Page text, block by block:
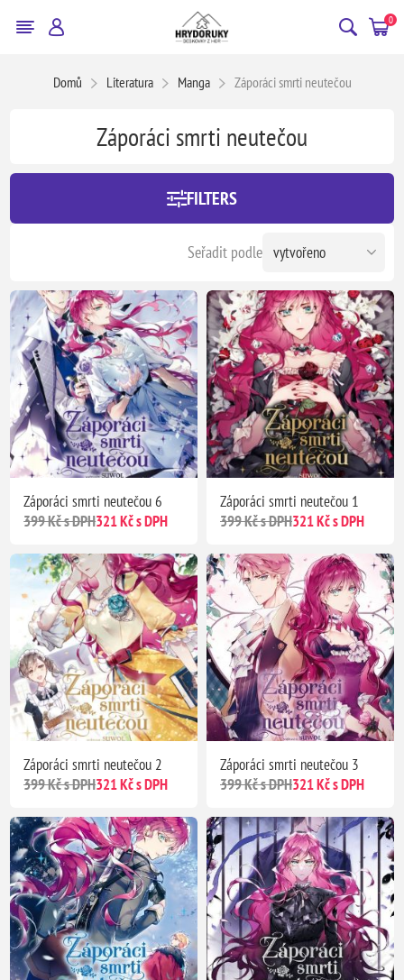
0
Domů Literatura Manga Záporáci smrti neutečou
Záporáci smrti neutečou
FILTERS
Seřadit podle
Záporáci smrti neutečou 6
399 Kč s DPH321 Kč s DPH
Záporáci smrti neutečou 1
399 Kč s DPH321 Kč s DPH
Záporáci smrti neutečou 2
399 Kč s DPH321 Kč s DPH
Záporáci smrti neutečou 3
399 Kč s DPH321 Kč s DPH